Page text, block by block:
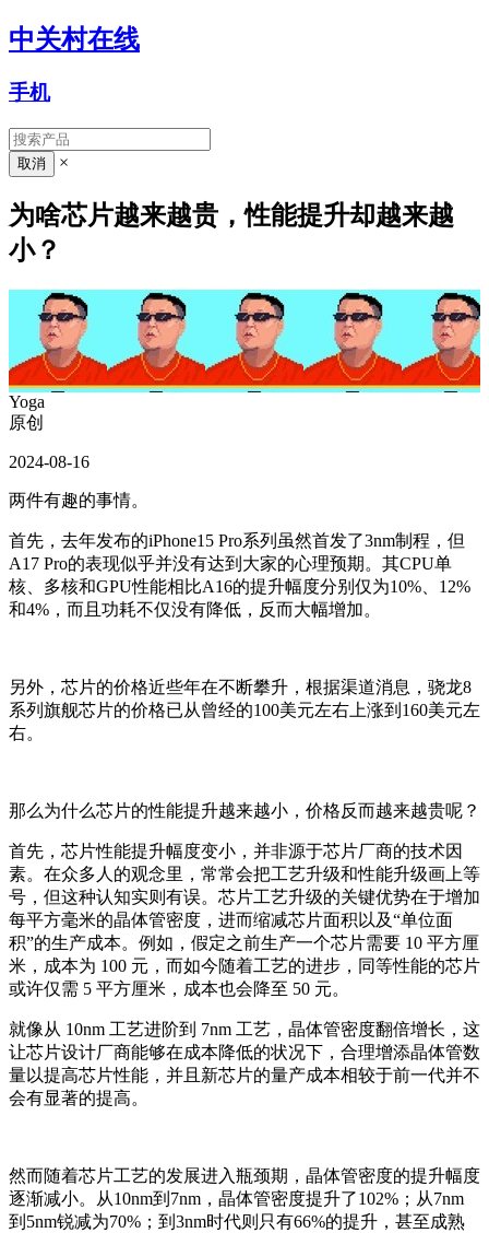
中关村在线
手机
×
为啥芯片越来越贵，性能提升却越来越
小？
Yoga
原创
2024-08-16
两件有趣的事情。
首先，去年发布的iPhone15 Pro系列虽然首发了3nm制程，但
A17 Pro的表现似乎并没有达到大家的心理预期。其CPU单
核、多核和GPU性能相比A16的提升幅度分别仅为10%、12%
和4%，而且功耗不仅没有降低，反而大幅增加。
另外，芯片的价格近些年在不断攀升，根据渠道消息，骁龙8
系列旗舰芯片的价格已从曾经的100美元左右上涨到160美元左
右。
那么为什么芯片的性能提升越来越小，价格反而越来越贵呢？
首先，芯片性能提升幅度变小，并非源于芯片厂商的技术因
素。在众多人的观念里，常常会把工艺升级和性能升级画上等
号，但这种认知实则有误。芯片工艺升级的关键优势在于增加
每平方毫米的晶体管密度，进而缩减芯片面积以及“单位面
积”的生产成本。例如，假定之前生产一个芯片需要 10 平方厘
米，成本为 100 元，而如今随着工艺的进步，同等性能的芯片
或许仅需 5 平方厘米，成本也会降至 50 元。
就像从 10nm 工艺进阶到 7nm 工艺，晶体管密度翻倍增长，这
让芯片设计厂商能够在成本降低的状况下，合理增添晶体管数
量以提高芯片性能，并且新芯片的量产成本相较于前一代并不
会有显著的提高。
然而随着芯片工艺的发展进入瓶颈期，晶体管密度的提升幅度
逐渐减小。从10nm到7nm，晶体管密度提升了102%；从7nm
到5nm锐减为70%；到3nm时代则只有66%的提升，甚至成熟